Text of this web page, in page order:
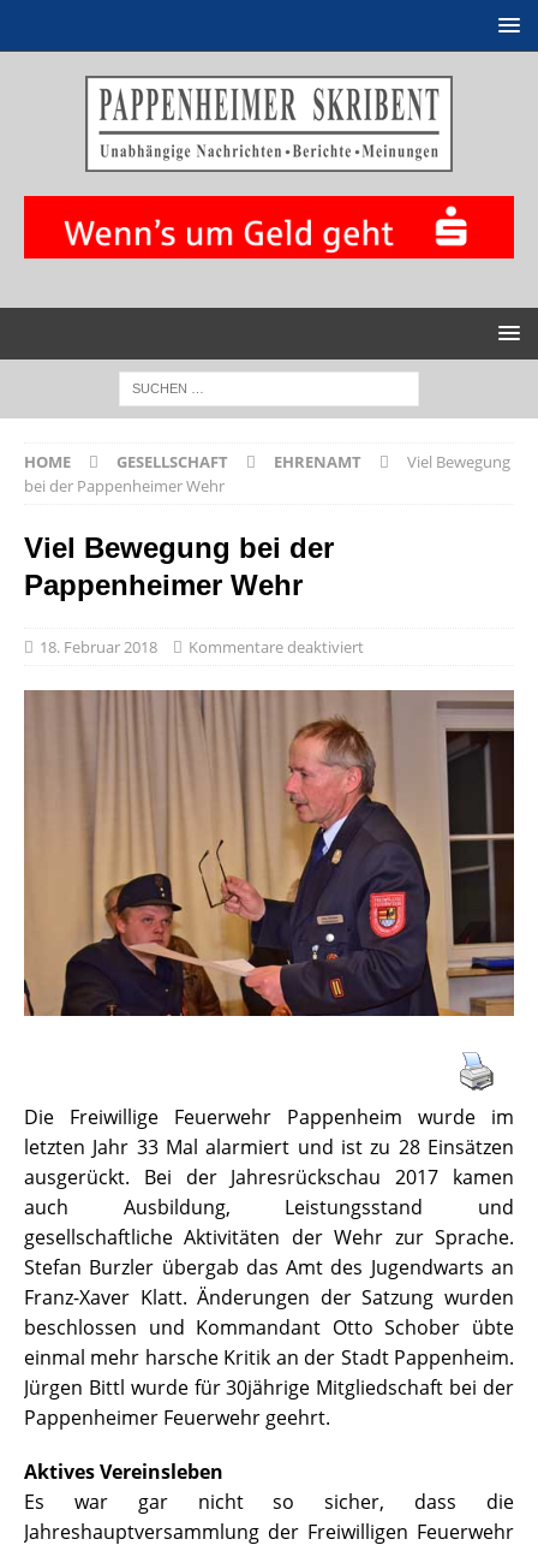
HOME GESELLSCHAFT EHRENAMT
Viel Bewegung
bei der Pappenheimer Wehr
Viel Bewegung bei der
Pappenheimer Wehr
18. Februar 2018 Kommentare deaktiviert
Die Freiwillige Feuerwehr Pappenheim wurde im
letzten Jahr 33 Mal alarmiert und ist zu 28 Einsätzen
ausgerückt. Bei der Jahresrückschau 2017 kamen
auch Ausbildung, Leistungsstand und
gesellschaftliche Aktivitäten der Wehr zur Sprache.
Stefan Burzler übergab das Amt des Jugendwarts an
Franz-Xaver Klatt. Änderungen der Satzung wurden
beschlossen und Kommandant Otto Schober übte
einmal mehr harsche Kritik an der Stadt Pappenheim.
Jürgen Bittl wurde für 30jährige Mitgliedschaft bei der
Pappenheimer Feuerwehr geehrt.
Aktives Vereinsleben
Es war gar nicht so sicher, dass die
Jahreshauptversammlung der Freiwilligen Feuerwehr